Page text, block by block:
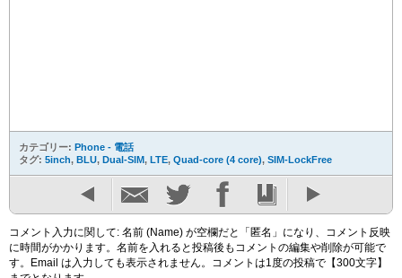
カテゴリー: Phone - 電話
タグ: 5inch, BLU, Dual-SIM, LTE, Quad-core (4 core), SIM-LockFree
コメント入力に関して: 名前 (Name) が空欄だと「匿名」になり、コメント反映
に時間がかかります。名前を入れると投稿後もコメントの編集や削除が可能で
す。Email は入力しても表示されません。コメントは1度の投稿で【300文字】